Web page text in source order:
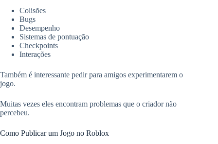
Colisões
Bugs
Desempenho
Sistemas de pontuação
Checkpoints
Interações
Também é interessante pedir para amigos experimentarem o
jogo.
Muitas vezes eles encontram problemas que o criador não
percebeu.
Como Publicar um Jogo no Roblox